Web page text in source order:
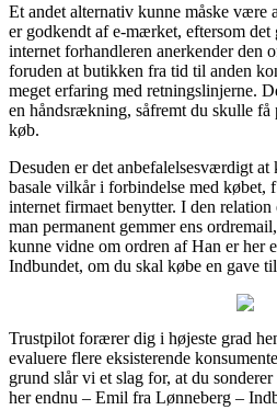
Et andet alternativ kunne måske være
er godkendt af e-mærket, eftersom det
internet forhandleren anerkender den
foruden at butikken fra tid til anden
meget erfaring med retningslinjerne.
en håndsrækning, såfremt du skulle få
køb.
Desuden er det anbefalelsesværdigt at
basale vilkår i forbindelse med
internet firmaet benytter. I den relation
man permanent gemmer ens
kunne vidne om ordren af Han er her
Indbundet, om du skal købe en gave
Trustpilot forærer dig i højeste grad
evaluere flere eksisterende
grund slår vi et slag for, at du
her endnu – Emil fra Lønneberg –